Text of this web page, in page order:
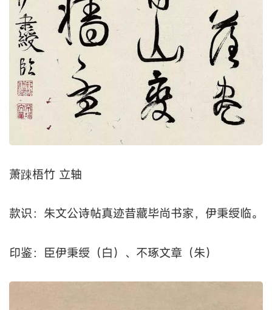
萧踈梧竹 立轴
款识：朱文公诗帖真迹昔藏毕尚书家，伊秉绶临。
印鉴：臣伊秉绶（白）、不琢文章（朱）